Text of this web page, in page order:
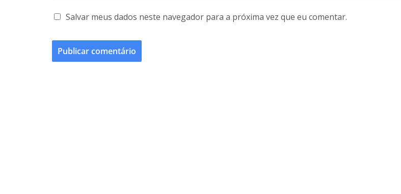
Salvar meus dados neste navegador para a próxima vez que eu comentar.